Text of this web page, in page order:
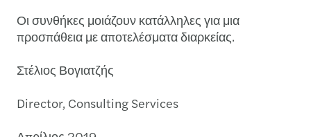
Οι συνθήκες μοιάζουν κατάλληλες για μια
προσπάθεια με αποτελέσματα διαρκείας.
Στέλιος Βογιατζής
Director, Consulting Services